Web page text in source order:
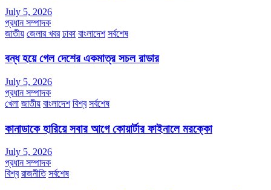
July 5, 2026
প্রধান সম্পাদক
জাতীয় জেলার খবর ঢাকা বাংলাদেশ সর্বশেষ
বন্ধ হয়ে গেল দেশের একমাত্র সচল রাডার
July 5, 2026
প্রধান সম্পাদক
খেলা জাতীয় বাংলাদেশ বিশ্ব সর্বশেষ
কানাডাকে হারিয়ে সবার আগে কোয়ার্টার ফাইনালে মরক্কো
July 5, 2026
প্রধান সম্পাদক
বিশ্ব রাজনীতি সর্বশেষ